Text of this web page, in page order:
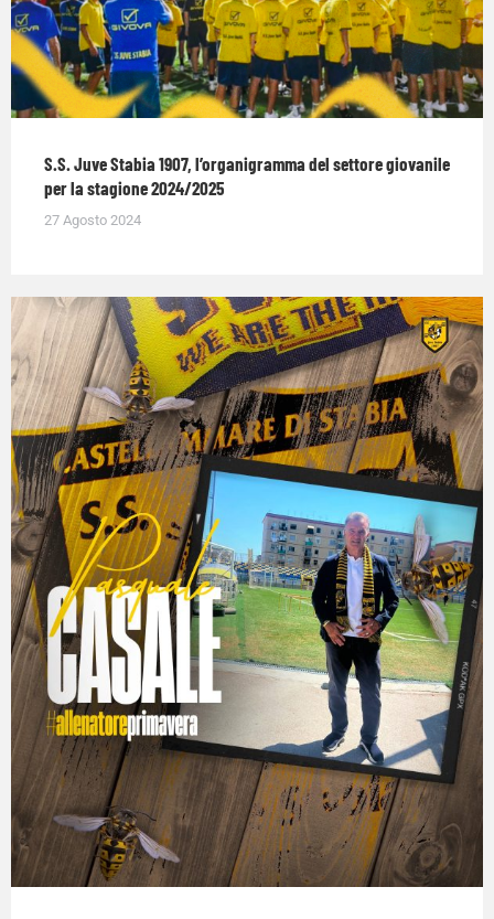
S.S. Juve Stabia 1907, l’organigramma del settore giovanile
per la stagione 2024/2025
27 Agosto 2024